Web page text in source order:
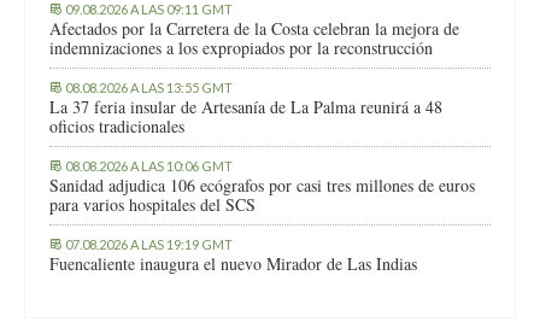
09.08.2026 A LAS 09:11 GMT
Afectados por la Carretera de la Costa celebran la mejora de
indemnizaciones a los expropiados por la reconstrucción
08.08.2026 A LAS 13:55 GMT
La 37 feria insular de Artesanía de La Palma reunirá a 48
oficios tradicionales
08.08.2026 A LAS 10:06 GMT
Sanidad adjudica 106 ecógrafos por casi tres millones de euros
para varios hospitales del SCS
07.08.2026 A LAS 19:19 GMT
Fuencaliente inaugura el nuevo Mirador de Las Indias